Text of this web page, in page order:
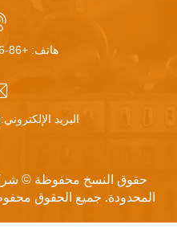
هاتف:+86-536 3532939
البريد الإلكتروني:[email protected]
حقوق النسخ محفوظة ©
المحدودة. جميع الحقوق